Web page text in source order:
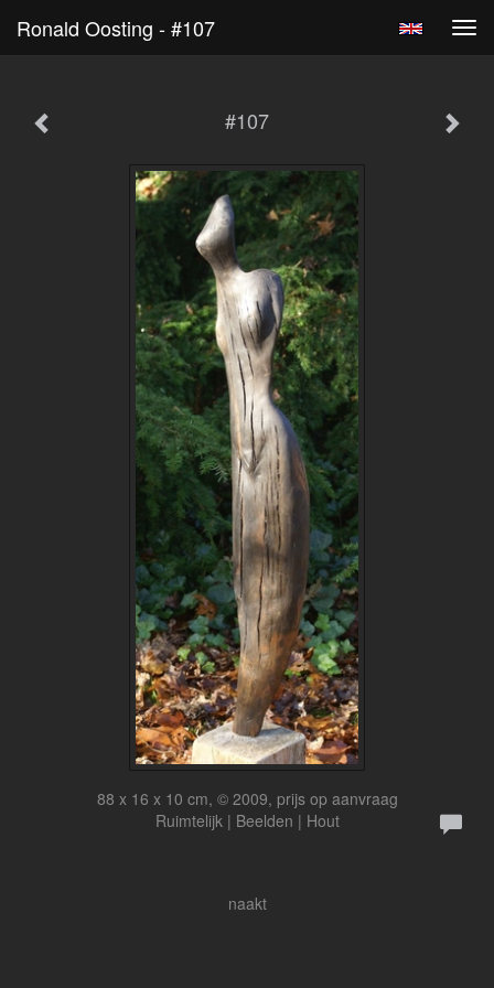
Ronald Oosting - #107
#107
88 x 16 x 10 cm, © 2009, prijs op aanvraag
Ruimtelijk | Beelden | Hout
naakt